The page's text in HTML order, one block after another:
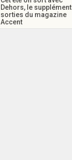
Dehors, le supplément
sorties du magazine
Accent